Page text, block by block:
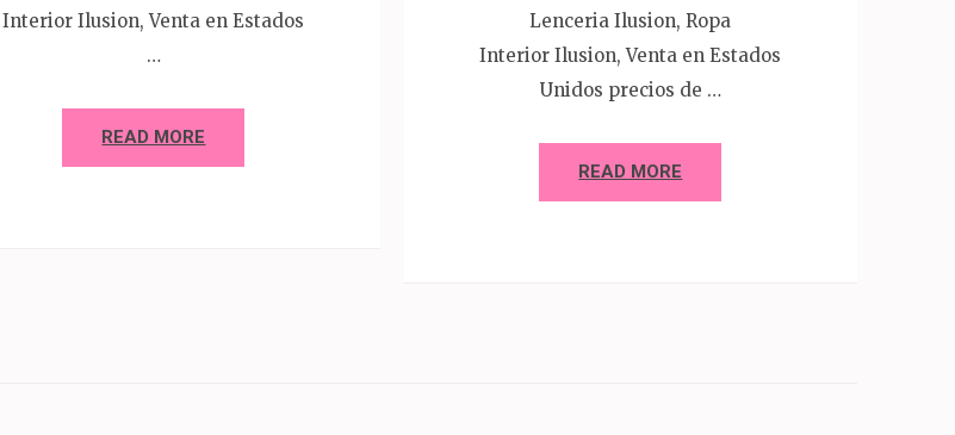
Interior Ilusion, Venta en Estados
…
READ MORE
Lenceria Ilusion, Ropa
Interior Ilusion, Venta en Estados
Unidos precios de …
READ MORE